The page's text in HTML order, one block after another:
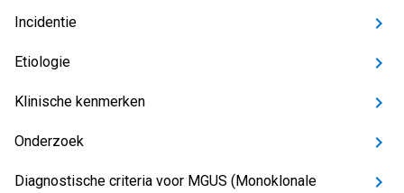
Incidentie
Etiologie
Klinische kenmerken
Onderzoek
Diagnostische criteria voor MGUS (Monoklonale